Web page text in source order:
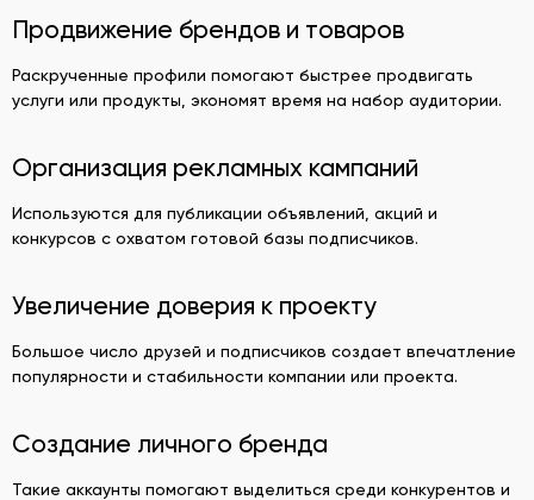
Продвижение брендов и товаров
Раскрученные профили помогают быстрее продвигать
услуги или продукты, экономят время на набор аудитории.
Организация рекламных кампаний
Используются для публикации объявлений, акций и
конкурсов с охватом готовой базы подписчиков.
Увеличение доверия к проекту
Большое число друзей и подписчиков создает впечатление
популярности и стабильности компании или проекта.
Создание личного бренда
Такие аккаунты помогают выделиться среди конкурентов и